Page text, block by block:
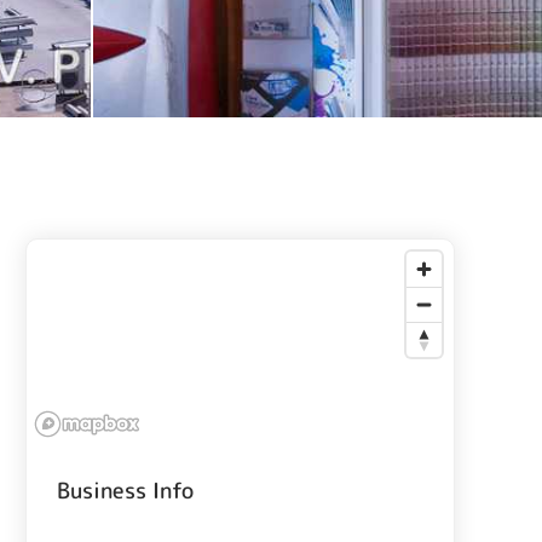
Business Info